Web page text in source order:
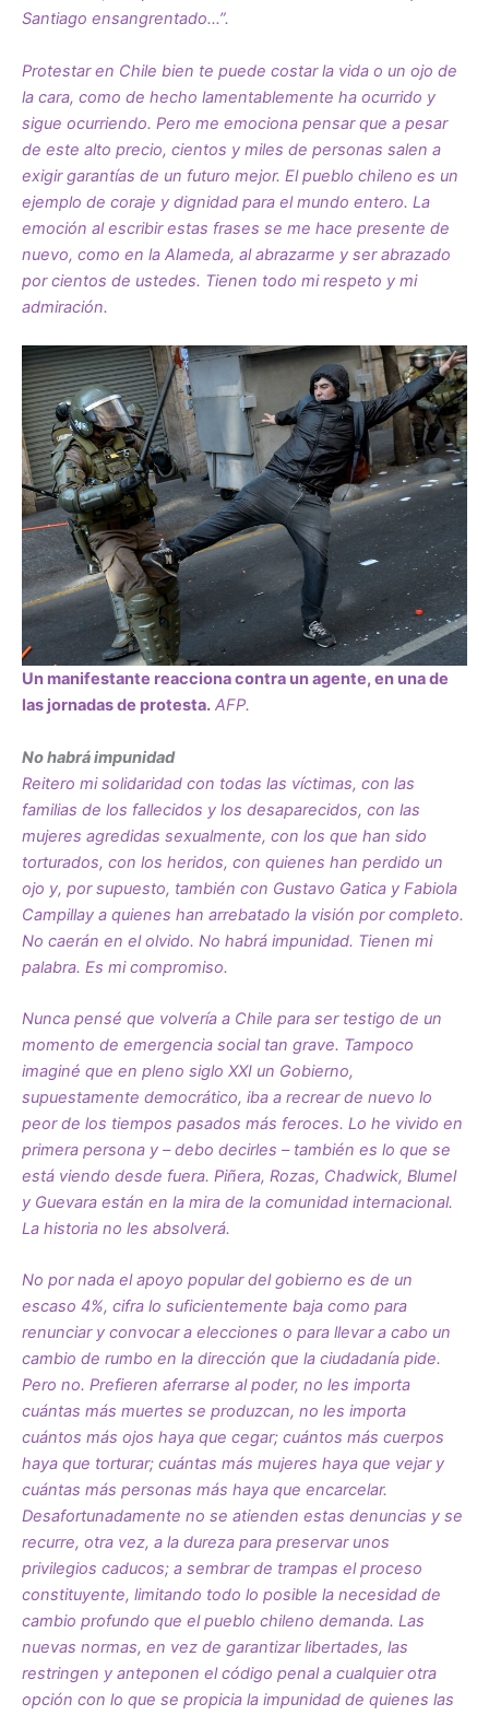
Santiago ensangrentado…”.
Protestar en Chile bien te puede costar la vida o un ojo de
la cara, como de hecho lamentablemente ha ocurrido y
sigue ocurriendo. Pero me emociona pensar que a pesar
de este alto precio, cientos y miles de personas salen a
exigir garantías de un futuro mejor. El pueblo chileno es un
ejemplo de coraje y dignidad para el mundo entero. La
emoción al escribir estas frases se me hace presente de
nuevo, como en la Alameda, al abrazarme y ser abrazado
por cientos de ustedes. Tienen todo mi respeto y mi
admiración.
Un manifestante reacciona contra un agente, en una de
las jornadas de protesta. AFP.
No habrá impunidad
Reitero mi solidaridad con todas las víctimas, con las
familias de los fallecidos y los desaparecidos, con las
mujeres agredidas sexualmente, con los que han sido
torturados, con los heridos, con quienes han perdido un
ojo y, por supuesto, también con Gustavo Gatica y Fabiola
Campillay a quienes han arrebatado la visión por completo.
No caerán en el olvido. No habrá impunidad. Tienen mi
palabra. Es mi compromiso.
Nunca pensé que volvería a Chile para ser testigo de un
momento de emergencia social tan grave. Tampoco
imaginé que en pleno siglo XXI un Gobierno,
supuestamente democrático, iba a recrear de nuevo lo
peor de los tiempos pasados más feroces. Lo he vivido en
primera persona y – debo decirles – también es lo que se
está viendo desde fuera. Piñera, Rozas, Chadwick, Blumel
y Guevara están en la mira de la comunidad internacional.
La historia no les absolverá.
No por nada el apoyo popular del gobierno es de un
escaso 4%, cifra lo suficientemente baja como para
renunciar y convocar a elecciones o para llevar a cabo un
cambio de rumbo en la dirección que la ciudadanía pide.
Pero no. Prefieren aferrarse al poder, no les importa
cuántas más muertes se produzcan, no les importa
cuántos más ojos haya que cegar; cuántos más cuerpos
haya que torturar; cuántas más mujeres haya que vejar y
cuántas más personas más haya que encarcelar.
Desafortunadamente no se atienden estas denuncias y se
recurre, otra vez, a la dureza para preservar unos
privilegios caducos; a sembrar de trampas el proceso
constituyente, limitando todo lo posible la necesidad de
cambio profundo que el pueblo chileno demanda. Las
nuevas normas, en vez de garantizar libertades, las
restringen y anteponen el código penal a cualquier otra
opción con lo que se propicia la impunidad de quienes las